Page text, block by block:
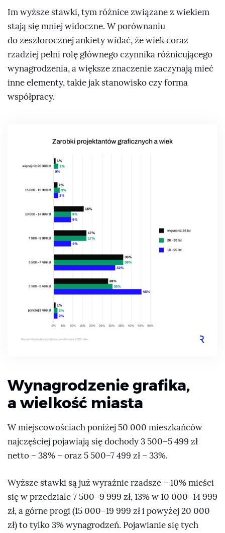
Im wyższe stawki, tym różnice związane z wiekiem
stają się mniej widoczne. W porównaniu
do zeszłorocznej ankiety widać, że wiek coraz
rzadziej pełni rolę głównego czynnika różnicującego
wynagrodzenia, a większe znaczenie zaczynają mieć
inne elementy, takie jak stanowisko czy forma
współpracy.
Wynagrodzenie grafika,
a wielkość miasta
W miejscowościach poniżej 50 000 mieszkańców
najczęściej pojawiają się dochody 3 500–5 499 zł
netto – 38% – oraz 5 500–7 499 zł – 33%.
Wyższe stawki są już wyraźnie rzadsze – 10% mieści
się w przedziale 7 500–9 999 zł, 13% w 10 000–14 999
zł, a górne progi (15 000–19 999 zł i powyżej 20 000
zł) to tylko 3% wynagrodzeń. Pojawianie się tych